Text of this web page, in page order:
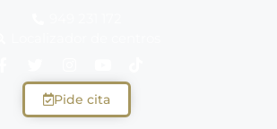
Pide cita